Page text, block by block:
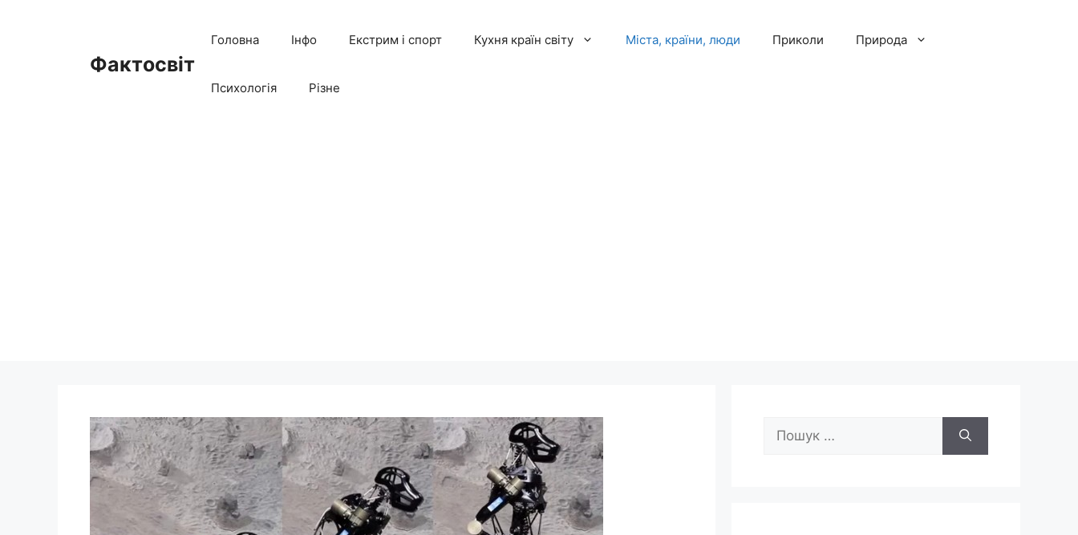
Фактосвіт
Головна Інфо Екстрим і спорт Кухня країн світу Міста, країни, люди Приколи Природа
Психологія Різне
Пошук: